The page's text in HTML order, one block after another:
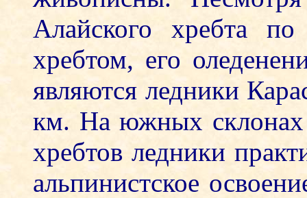
Алайского хребта
хребтом, его
являются ледники
км. На южных склонах
хребтов ледники
альпинистское